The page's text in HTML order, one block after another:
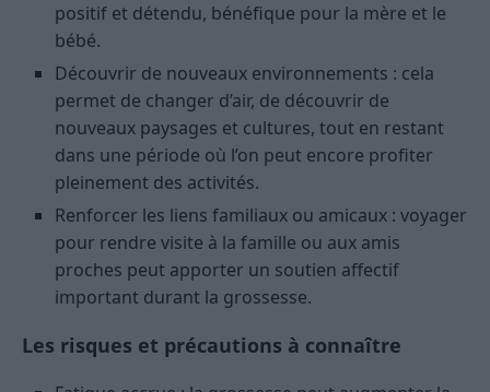
positif et détendu, bénéfique pour la mère et le
bébé.
Découvrir de nouveaux environnements : cela
permet de changer d’air, de découvrir de
nouveaux paysages et cultures, tout en restant
dans une période où l’on peut encore profiter
pleinement des activités.
Renforcer les liens familiaux ou amicaux : voyager
pour rendre visite à la famille ou aux amis
proches peut apporter un soutien affectif
important durant la grossesse.
Les risques et précautions à connaître